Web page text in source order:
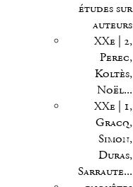
études sur
auteurs
XXe | 2,
Perec,
Koltès,
Noël...
XXe | 1,
Gracq,
Simon,
Duras,
Sarraute...